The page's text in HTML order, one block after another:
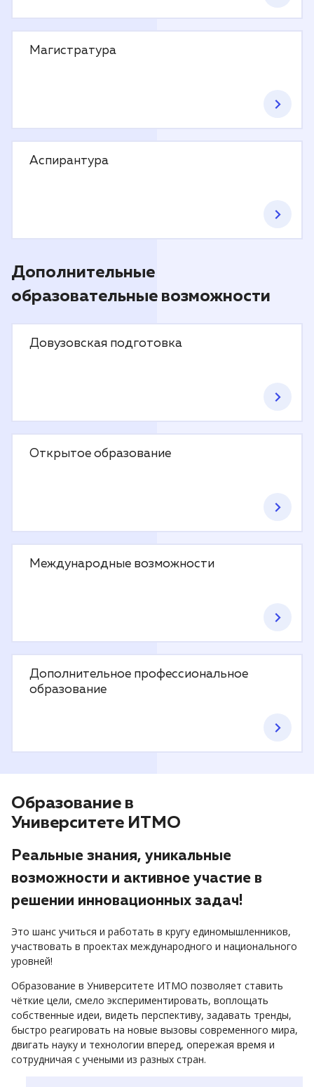
Магистратура
Аспирантура
Дополнительные
образовательные возможности
Довузовская подготовка
Открытое образование
Международные возможности
Дополнительное профессиональное
образование
Образование в
Университете ИТМО
Реальные знания, уникальные
возможности и активное участие в
решении инновационных задач!
Это шанс учиться и работать в кругу единомышленников,
участвовать в проектах международного и национального
уровней!
Образование в Университете ИТМО позволяет ставить
чёткие цели, смело экспериментировать, воплощать
собственные идеи, видеть перспективу, задавать тренды,
быстро реагировать на новые вызовы современного мира,
двигать науку и технологии вперед, опережая время и
сотрудничая с учеными из разных стран.